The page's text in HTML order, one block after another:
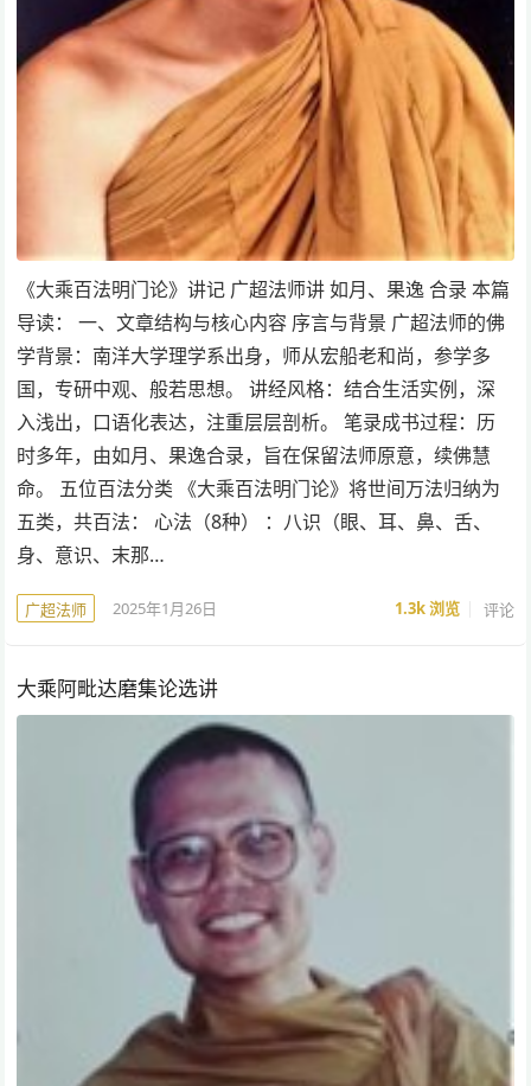
《大乘百法明门论》讲记 广超法师讲 如月、果逸 合录 本篇
导读： 一、文章结构与核心内容 序言与背景 广超法师的佛
学背景：南洋大学理学系出身，师从宏船老和尚，参学多
国，专研中观、般若思想。 讲经风格：结合生活实例，深
入浅出，口语化表达，注重层层剖析。 笔录成书过程：历
时多年，由如月、果逸合录，旨在保留法师原意，续佛慧
命。 五位百法分类 《大乘百法明门论》将世间万法归纳为
五类，共百法： 心法（8种） ：八识（眼、耳、鼻、舌、
身、意识、末那…
广超法师 2025年1月26日 1.3k浏览 评论
大乘阿毗达磨集论选讲